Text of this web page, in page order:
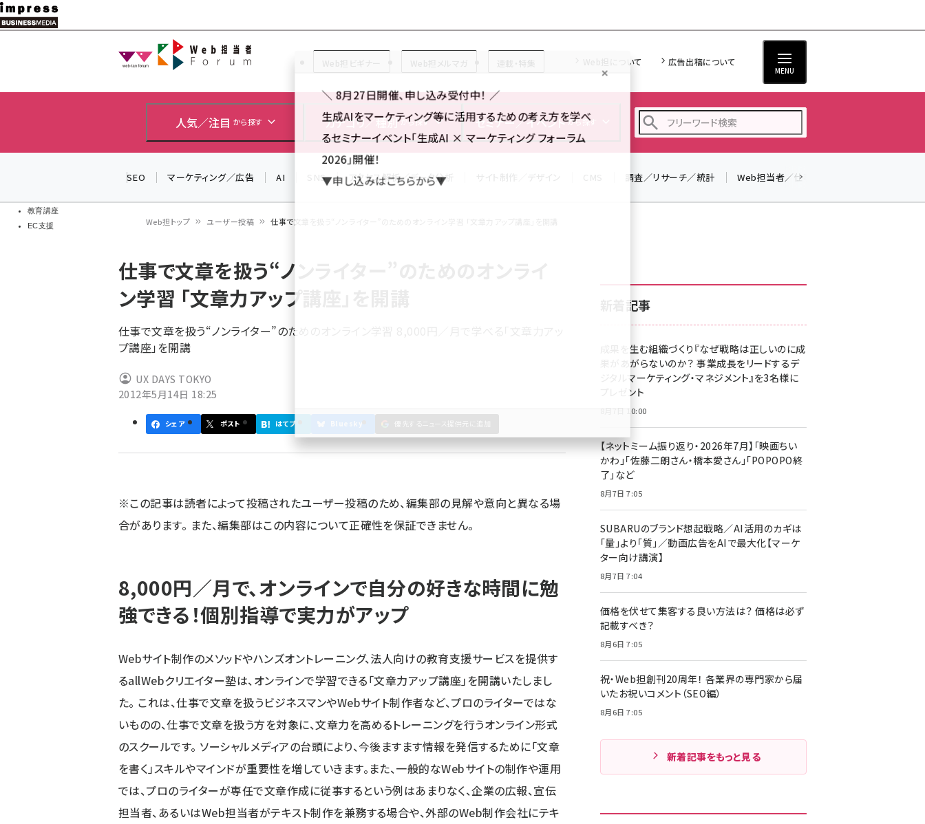
メ
イ
教育講座
EC支援
Web担当者Forum
Web担について 広告出稿について
MENU
人気／注目 から探す カテゴリ／種別 から探す セミナー／イベント から探す
z世代 (1629)
meo (1279)
llmo (1167)
SEO マーケティング／広告 AI SNS アクセス解析／データ分析 調査／リサーチ／統計 Web担当者／仕事
ン
く
ず
Web担トップ ユーザー投稿 仕事で文章を扱う“ノンライター”のためのオンライン学習 「文章力アップ講座」を開講
仕事で文章を扱う“ノンライター”のためのオンライ
ン学習 「文章力アップ講座」を開講
仕事で文章を扱う“ノンライター”のためのオンライン学習 8,000円／月で学べる「文章力アッ
プ講座」を開講
UX DAYS TOKYO
2012年5月14日 18:25
シェア ポスト はてブ Bluesky 優先するニュース提供元に追加
※この記事は読者によって投稿されたユーザー投稿のため、編集部の見解や意向と異なる場
合があります。 また、編集部はこの内容について正確性を保証できません。
8,000円／月で、オンラインで自分の好きな時間に勉
強できる！個別指導で実力がアップ
Webサイト制作のメソッドやハンズオントレーニング、法人向けの教育支援サービスを提供す
るallWebクリエイター塾は、オンラインで学習できる「文章力アップ講座」を開講いたしまし
た。 これは、仕事で文章を扱うビジネスマンやWebサイト制作者など、プロのライターではな
いものの、仕事で文章を扱う方を対象に、文章力を高めるトレーニングを行うオンライン形式
のスクールです。 ソーシャルメディアの台頭により、今後ますます情報を発信するために「文章
を書く」スキルやマインドが重要性を増していきます。また、一般的なWebサイトの制作や運用
では、プロのライターが専任で文章作成に従事するという例はあまりなく、企業の広報、宣伝
担当者、あるいはWeb担当者がテキスト制作を兼務する場合や、外部のWeb制作会社にテキ
新着記事
成果を生む組織づくり『なぜ戦略は正しいのに成
果があがらないのか？ 事業成長をリードするデ
ジタルマーケティング・マネジメント』を3名様に
プレゼント
8月7日 10:00
【ネットミーム振り返り・2026年7月】「映画ちい
かわ」「佐藤二朗さん・橋本愛さん」「POPOPO終
了」など
8月7日 7:05
SUBARUのブランド想起戦略／AI活用のカギは
「量」より「質」／動画広告をAIで最大化【マーケ
ター向け講演】
8月7日 7:04
価格を伏せて集客する良い方法は？ 価格は必ず
記載すべき？
8月6日 7:05
祝・Web担創刊20周年！ 各業界の専門家から届
いたお祝いコメント（SEO編）
8月6日 7:05
新着記事をもっと見る
＼ 8月27日開催、申し込み受付中！ ／
生成AIをマーケティング等に活用するための考え方を学べ
るセミナーイベント「生成AI × マーケティング フォーラム
2026」開催！
▼申し込みはこちらから▼